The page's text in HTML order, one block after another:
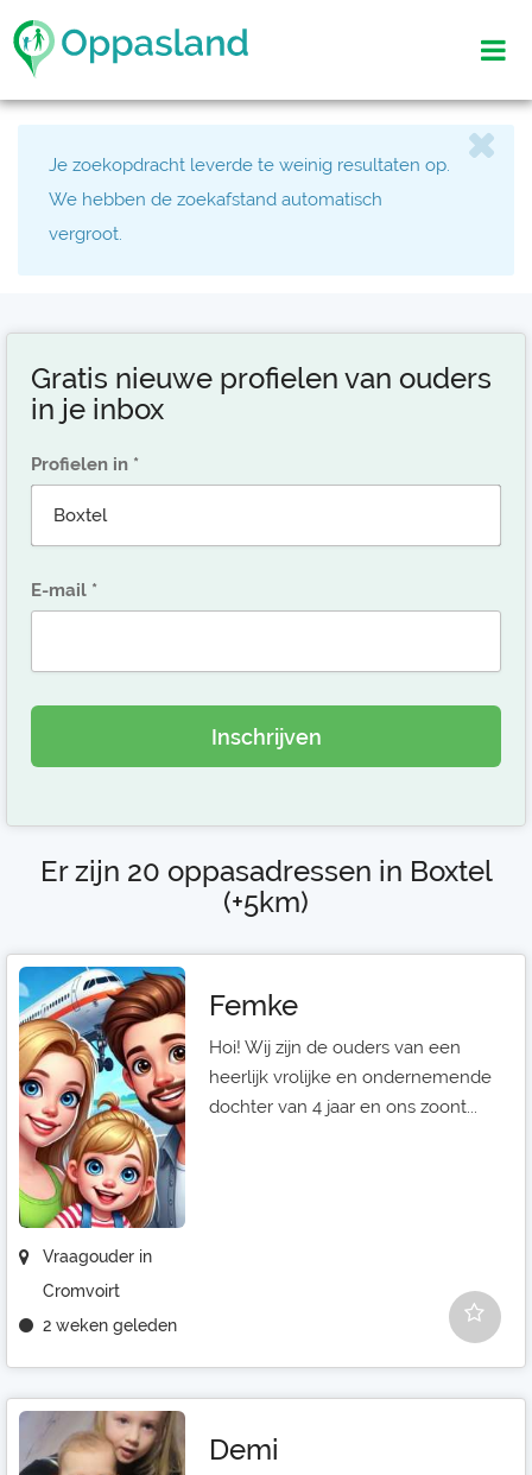
Je zoekopdracht leverde te weinig resultaten op.
We hebben de zoekafstand automatisch
vergroot.
Gratis nieuwe profielen van ouders
in je inbox
Profielen in
E-mail
Inschrijven
Er zijn 20 oppasadressen in Boxtel
(+5km)
Vraagouder in
Cromvoirt
2 weken geleden
Femke
Hoi! Wij zijn de ouders van een
heerlijk vrolijke en ondernemende
dochter van 4 jaar en ons zoont...
Demi